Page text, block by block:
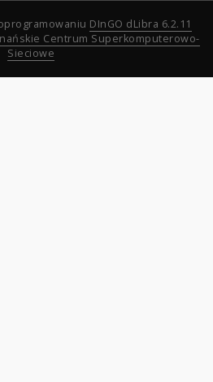
DInGO dLibra 6.2.11
Centrum Superkomputerowo-
Sieciowe